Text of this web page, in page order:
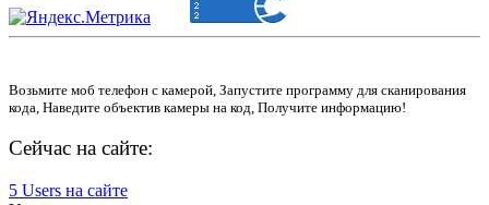
Возьмите моб телефон с камерой, Запустите программу для сканирования
кода, Наведите объектив камеры на код, Получите информацию!
Сейчас на сайте:
5 Users на сайте